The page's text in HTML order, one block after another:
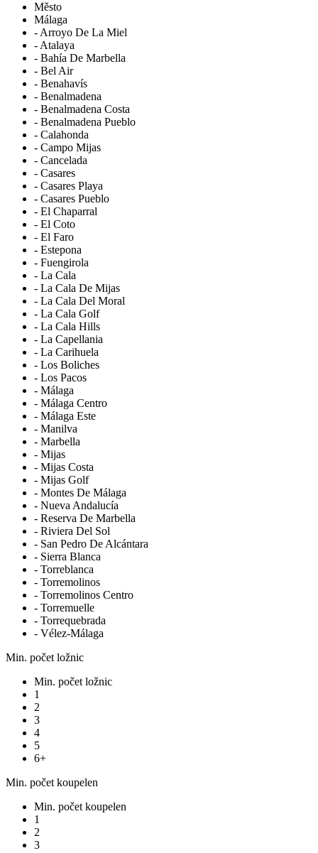
Město
Málaga
- Arroyo De La Miel
- Atalaya
- Bahía De Marbella
- Bel Air
- Benahavís
- Benalmadena
- Benalmadena Costa
- Benalmadena Pueblo
- Calahonda
- Campo Mijas
- Cancelada
- Casares
- Casares Playa
- Casares Pueblo
- El Chaparral
- El Coto
- El Faro
- Estepona
- Fuengirola
- La Cala
- La Cala De Mijas
- La Cala Del Moral
- La Cala Golf
- La Cala Hills
- La Capellania
- La Carihuela
- Los Boliches
- Los Pacos
- Málaga
- Málaga Centro
- Málaga Este
- Manilva
- Marbella
- Mijas
- Mijas Costa
- Mijas Golf
- Montes De Málaga
- Nueva Andalucía
- Reserva De Marbella
- Riviera Del Sol
- San Pedro De Alcántara
- Sierra Blanca
- Torreblanca
- Torremolinos
- Torremolinos Centro
- Torremuelle
- Torrequebrada
- Vélez-Málaga
Min. počet ložnic
Min. počet ložnic
1
2
3
4
5
6+
Min. počet koupelen
Min. počet koupelen
1
2
3